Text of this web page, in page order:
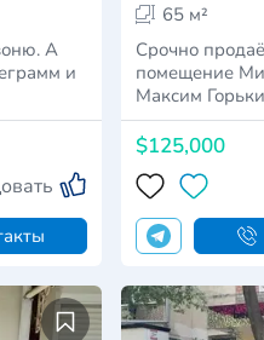
А
и
65 м²
Срочно продаётся
помещение
$125,000